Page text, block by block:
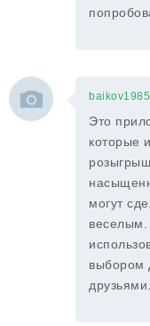
Это
которые
могут
веселым.
выбором
друзьями.